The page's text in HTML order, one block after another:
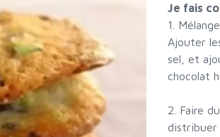
Je fais
1.
Ajouter
sel, et
chocolat
2. Faire
distribuer